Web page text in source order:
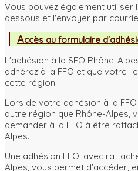
Vous pouvez également
dessous et l'envoyer par
Accès au formulaire
L'adhésion à la SFO Rhône-
adhérez à la FFO et que votre
cette région.
Lors de votre adhésion à la
autre région que Rhône-Alpes,
demander à la FFO à être
Alpes.
Une adhésion FFO, avec
Alpes, vous permet d'accéder,